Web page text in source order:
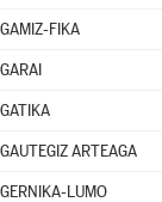
GAMIZ-FIKA
GARAI
GATIKA
GAUTEGIZ ARTEAGA
GERNIKA-LUMO